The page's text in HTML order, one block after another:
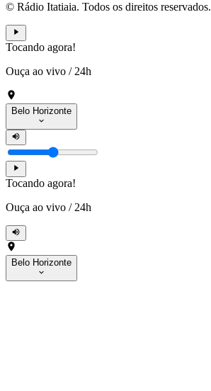
© Rádio Itatiaia. Todos os direitos reservados.
Tocando agora!
Ouça ao vivo / 24h
Belo Horizonte
Tocando agora!
Ouça ao vivo / 24h
Belo Horizonte